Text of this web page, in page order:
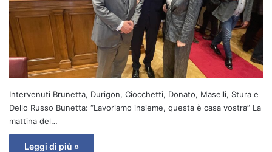
Intervenuti Brunetta, Durigon, Ciocchetti, Donato, Maselli, Stura e
Dello Russo Bunetta: “Lavoriamo insieme, questa è casa vostra” La
mattina del…
Leggi di più »